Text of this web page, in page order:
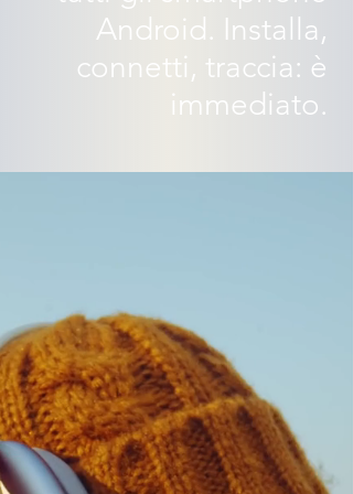
Android. Installa,
connetti, traccia: è
immediato.